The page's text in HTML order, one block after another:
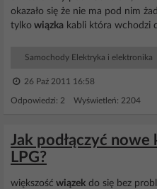
okazało się że nie ma pod nim
tylko wiązka kabli która wchodzi
Samochody Elektryka i elektronika
26 Paź 2011 16:58
Odpowiedzi: 2 Wyświetleń: 2204
Jak podłączyć nowe
LPG?
większość wiązek do się bez